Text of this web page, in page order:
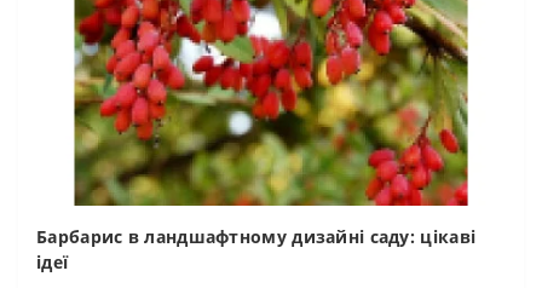
Барбарис в ландшафтному дизайні саду: цікаві
ідеї